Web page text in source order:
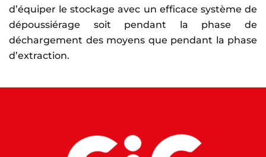
d’équiper le stockage avec un efficace système de
dépoussiérage soit pendant la phase de
déchargement des moyens que pendant la phase
d’extraction.